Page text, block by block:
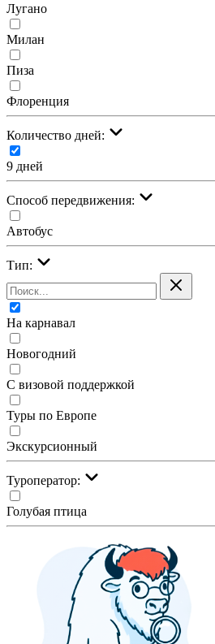
Лугано
Милан
Пиза
Флоренция
Количество дней:
9 дней
Cпособ передвижения:
Автобус
Тип:
На карнавал
Новогодний
С визовой поддержкой
Туры по Европе
Экскурсионный
Туроператор:
Голубая птица